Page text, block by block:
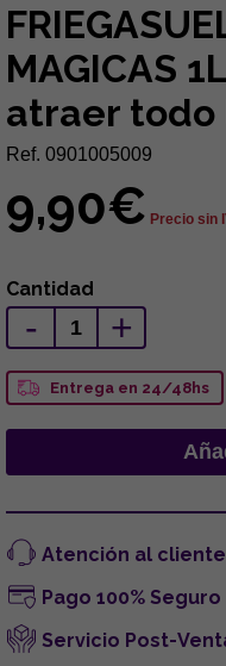
MAGICAS
atraer todo
Ref. 0901005009
9,90€ Precio sin
Cantidad
- +
Entrega en 24/48hs
Atención al
Pago 100% Seguro
Servicio Post-